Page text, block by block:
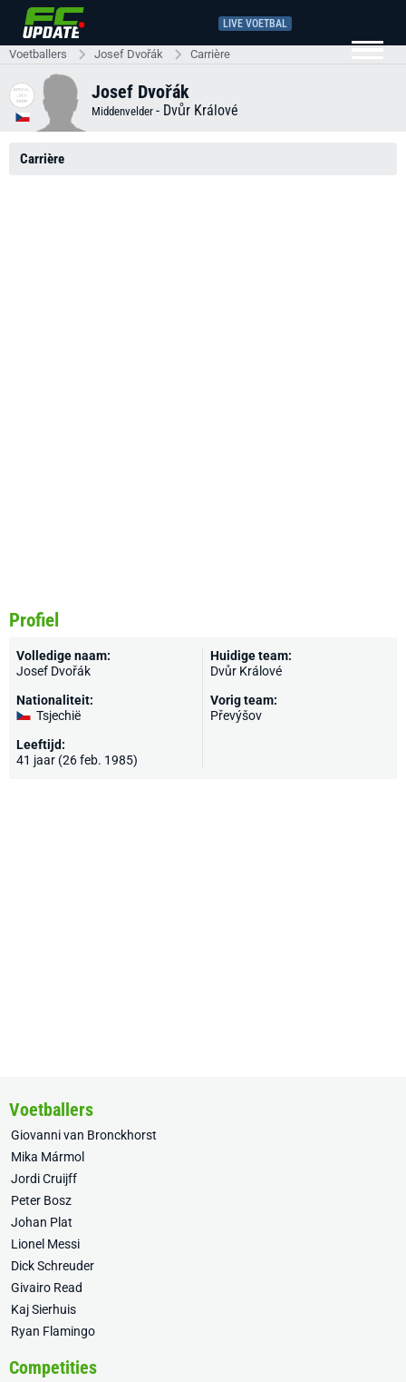
LIVE VOETBAL
Voetballers Josef Dvořák Carrière
Josef Dvořák
Middenvelder - Dvůr Králové
Carrière
Profiel
Volledige naam:
Josef Dvořák
Nationaliteit:
Tsjechië
Leeftijd:
41 jaar (26 feb. 1985)
Huidige team:
Dvůr Králové
Vorig team:
Převýšov
Voetballers
Giovanni van Bronckhorst
Mika Mármol
Jordi Cruijff
Peter Bosz
Johan Plat
Lionel Messi
Dick Schreuder
Givairo Read
Kaj Sierhuis
Ryan Flamingo
Competities